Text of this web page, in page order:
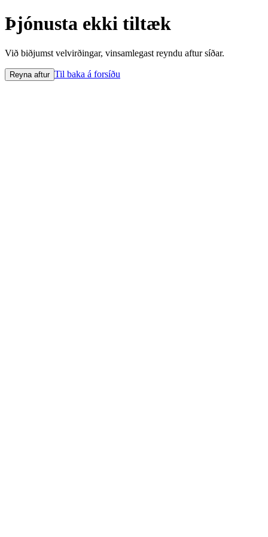
Þjónusta ekki tiltæk
Við biðjumst velvirðingar, vinsamlegast reyndu aftur síðar.
Reyna aftur Til baka á forsíðu